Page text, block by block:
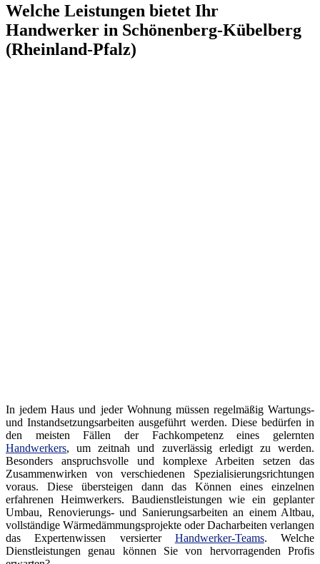
Welche Leistungen bietet Ihr
Handwerker in Schönenberg-Kübelberg
(Rheinland-Pfalz)
In jedem Haus und jeder Wohnung müssen regelmäßig Wartungs-
und Instandsetzungsarbeiten ausgeführt werden. Diese bedürfen in
den meisten Fällen der Fachkompetenz eines gelernten
Handwerkers, um zeitnah und zuverlässig erledigt zu werden.
Besonders anspruchsvolle und komplexe Arbeiten setzen das
Zusammenwirken von verschiedenen Spezialisierungsrichtungen
voraus. Diese übersteigen dann das Können eines einzelnen
erfahrenen Heimwerkers. Baudienstleistungen wie ein geplanter
Umbau, Renovierungs- und Sanierungsarbeiten an einem Altbau,
vollständige Wärmedämmungsprojekte oder Dacharbeiten verlangen
das Expertenwissen versierter Handwerker-Teams. Welche
Dienstleistungen genau können Sie von hervorragenden Profis